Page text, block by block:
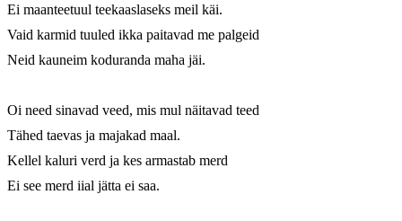
Ei maanteetuul teekaaslaseks meil käi.
Vaid karmid tuuled ikka paitavad me palgeid
Neid kauneim koduranda maha jäi.
Oi need sinavad veed, mis mul näitavad teed
Tähed taevas ja majakad maal.
Kellel kaluri verd ja kes armastab merd
Ei see merd iial jätta ei saa.